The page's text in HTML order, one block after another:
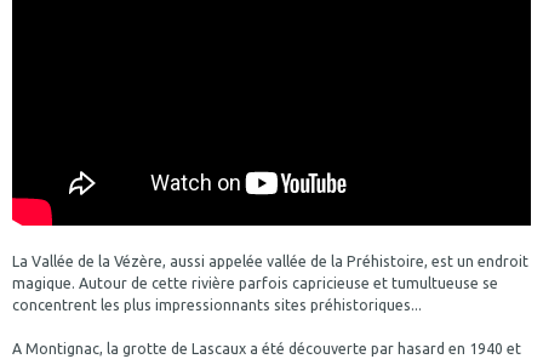
La Vallée de la Vézère, aussi appelée vallée de la Préhistoire, est un endroit
magique. Autour de cette rivière parfois capricieuse et tumultueuse se
concentrent les plus impressionnants sites préhistoriques...
A Montignac, la grotte de Lascaux a été découverte par hasard en 1940 et